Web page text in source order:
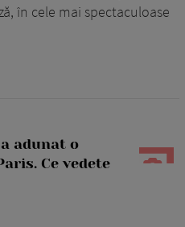
în cele mai spectaculoase
adunat o
Ce vedete